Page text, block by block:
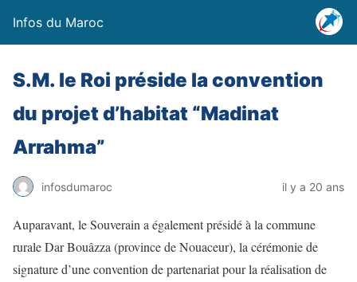
Infos du Maroc
S.M. le Roi préside la convention
du projet d’habitat “Madinat
Arrahma”
infosdumaroc il y a 20 ans
Auparavant, le Souverain a également présidé à la commune
rurale Dar Bouâzza (province de Nouaceur), la cérémonie de
signature d’une convention de partenariat pour la réalisation de